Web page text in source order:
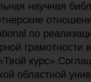
научная
по
грамотности
областной